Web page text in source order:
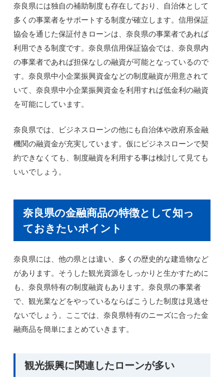
奈良県には独自の補助制度も存在しており、自治体として
多くの事業者をサポートする制度が確立します。信用保証
協会を通じた保証付きローンは、奈良県の事業者であれば
利用できる制度です。奈良県信用保証協会では、奈良県内
の事業者であれば担保なしの融資が可能となっているので
す。奈良県中小企業振興資金などの制度融資が用意されて
いて、奈良県中小企業振興資金を利用すれば低金利の融資
を可能にしています。
奈良県では、ビジネスローンの他にも自治体や政府系金融
機関の融資金が充実しています。仮にビジネスローンで契
約できなくても、制度融資を利用する事は検討して見ても
いいでしょう。
奈良県の金融商品の特徴として知っ
ておきたいポイント
奈良県には、他の県とは違い、多くの歴史的な建造物など
があります。そうした観光資源をしっかりと生かすために
も、奈良県特有の制度融資もあります。奈良県の事業者
で、観光業などをやっているならばこうした制度は見逃せ
ないでしょう。ここでは、奈良県特有のニーズに合った金
融商品を簡単にまとめていきます。
観光振興に関連したローンが多い